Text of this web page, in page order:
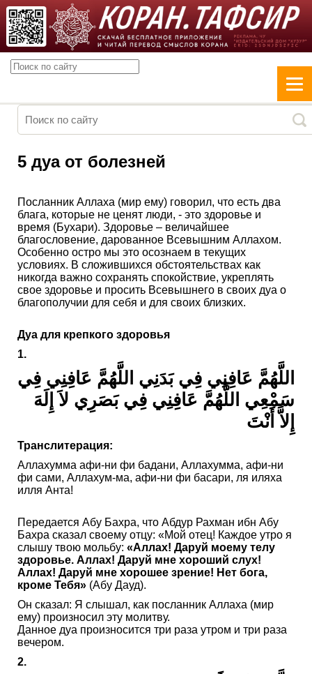
5 дуа от болезней
Посланник Аллаха (мир ему) говорил, что есть два
блага, которые не ценят люди, - это здоровье и
время (Бухари). Здоровье – величайшее
благословение, дарованное Всевышним Аллахом.
Особенно остро мы это осознаем в текущих
условиях. В сложившихся обстоятельствах как
никогда важно сохранять спокойствие, укреплять
свое здоровье и просить Всевышнего в своих дуа о
благополучии для себя и для своих близких.
Дуа для крепкого здоровья
1.
اللَّهُمَّ عَافِنِي فِي بَدَنِي اللَّهُمَّ عَافِنِي فِي
سَمْعِي اللَّهُمَّ عَافِنِي فِي بَصَرِي لاَ إِلَهَ
إِلاَّ أَنْتَ
Транслитерация:
Аллахумма афи-ни фи бадани, Аллахумма, афи-ни
фи сами, Аллахум-ма, афи-ни фи басари, ля иляха
илля Анта!
Передается Абу Бахра, что Абдур Рахман ибн Абу
Бахра сказал своему отцу: «Мой отец! Каждое утро я
слышу твою мольбу: «Аллах! Даруй моему телу
здоровье. Аллах! Даруй мне хороший слух!
Аллах! Даруй мне хорошее зрение! Нет бога,
кроме Тебя» (Абу Дауд).
Он сказал: Я слышал, как посланник Аллаха (мир
ему) произносил эту молитву.
Данное дуа произносится три раза утром и три раза
вечером.
2.